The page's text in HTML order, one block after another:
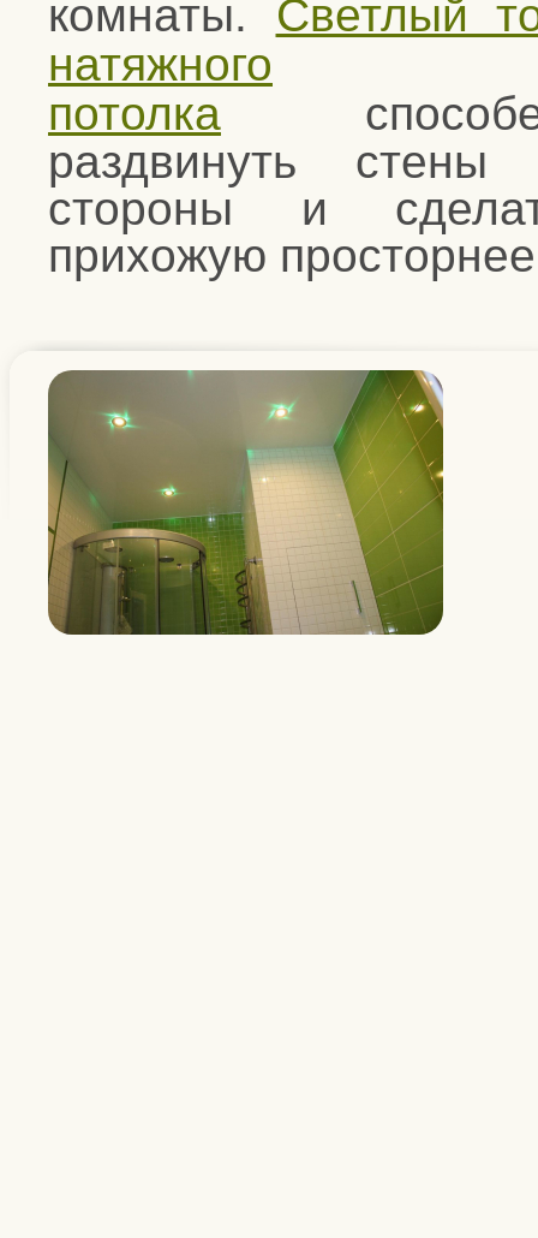
комнаты. Светлый
натяжного
потолка
раздвинуть стены
стороны и
прихожую